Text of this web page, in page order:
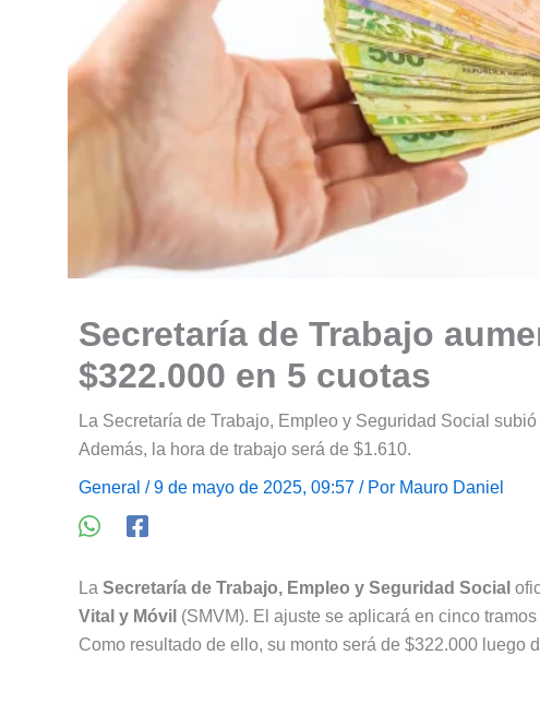
Secretaría de Trabajo
$322.000 en 5 cuotas
La Secretaría de Trabajo, Empleo y Seguridad Social
Además, la hora de trabajo será de $1.610.
General / 9 de mayo de 2025, 09:57 / Por Mauro Daniel
La Secretaría de Trabajo, Empleo y Seguridad Social
Vital y Móvil (SMVM). El ajuste se aplicará en cinco
Como resultado de ello, su monto será de $322.000 luego